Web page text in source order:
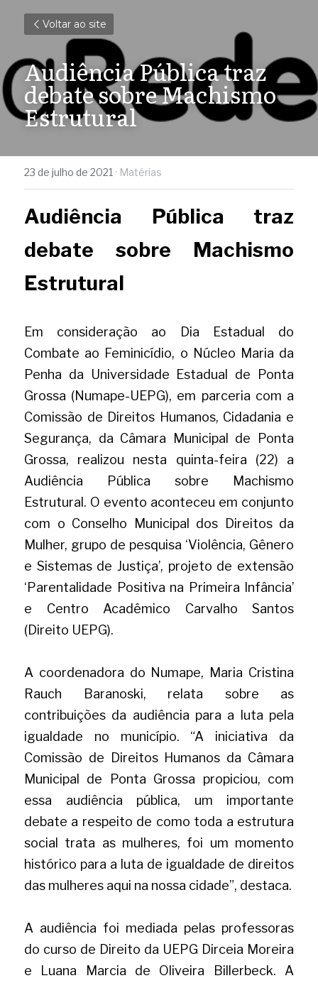
Voltar ao site
Audiência Pública traz
debate sobre Machismo
Estrutural
23 de julho de 2021 · Matérias
Audiência Pública traz
debate sobre Machismo
Estrutural
Em consideração ao Dia Estadual do
Combate ao Feminicídio, o Núcleo Maria da
Penha da Universidade Estadual de Ponta
Grossa (Numape-UEPG), em parceria com a
Comissão de Direitos Humanos, Cidadania e
Segurança, da Câmara Municipal de Ponta
Grossa, realizou nesta quinta-feira (22) a
Audiência Pública sobre Machismo
Estrutural. O evento aconteceu em conjunto
com o Conselho Municipal dos Direitos da
Mulher, grupo de pesquisa ‘Violência, Gênero
e Sistemas de Justiça’, projeto de extensão
‘Parentalidade Positiva na Primeira Infância’
e Centro Acadêmico Carvalho Santos
(Direito UEPG).
A coordenadora do Numape, Maria Cristina
Rauch Baranoski, relata sobre as
contribuições da audiência para a luta pela
igualdade no município. “A iniciativa da
Comissão de Direitos Humanos da Câmara
Municipal de Ponta Grossa propiciou, com
essa audiência pública, um importante
debate a respeito de como toda a estrutura
social trata as mulheres, foi um momento
histórico para a luta de igualdade de direitos
das mulheres aqui na nossa cidade”, destaca.
A audiência foi mediada pelas professoras
do curso de Direito da UEPG Dirceia Moreira
e Luana Marcia de Oliveira Billerbeck. A